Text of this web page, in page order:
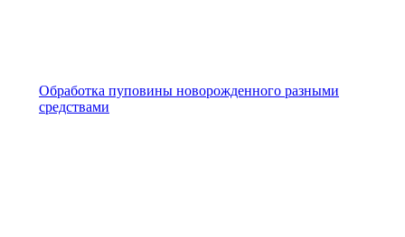
Обработка пуповины новорожденного разными
средствами